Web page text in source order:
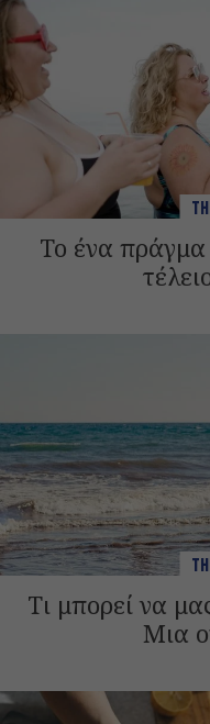
Το ένα πράγμα
Τι μπορεί να
Μια